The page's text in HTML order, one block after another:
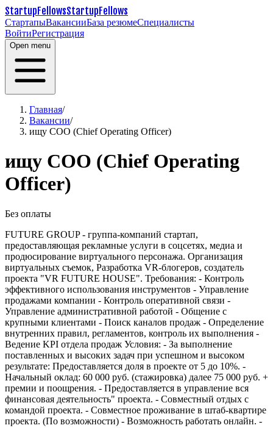
StartupFellowsStartupFellows
СтартапыВакансииБаза резюмеСпециалисты
ВойтиРегистрация
Open menu
Главная/
Вакансии/
ищу COO (Chief Operating Officer)
ищу COO (Chief Operating
Officer)
Без оплаты
FUTURE GROUP - группа-компаний стартап,
предоставляющая рекламные услуги в соцсетях, медиа и
продюсирование виртуального персонажа. Организация
виртуальных съемок, Разработка VR-блогеров, создатель
проекта "VR FUTURE HOUSE". Требования: - Контроль
эффективного использования инструментов - Управление
продажами компании - Контроль оперативной связи -
Управление административной работой - Общение с
крупными клиентами - Поиск каналов продаж - Определение
внутренних правил, регламентов, контроль их выполнения -
Ведение KPI отдела продаж Условия: - За выполнение
поставленных и высоких задач при успешном и высоком
результате: Предоставляется доля в проекте от 5 до 10%. -
Начальный оклад: 60 000 руб. (стажировка) далее 75 000 руб. +
премии и поощрения. - Предоставляется в управление вся
финансовая деятельность" проекта. - Совместный отдых с
командой проекта. - Совместное проживание в штаб-квартире
проекта. (По возможности) - Возможность работать онлайн. -